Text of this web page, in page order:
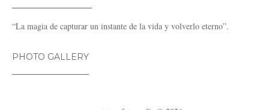
“La magia de capturar un instante de la vida y volverlo eterno”.
PHOTO GALLERY